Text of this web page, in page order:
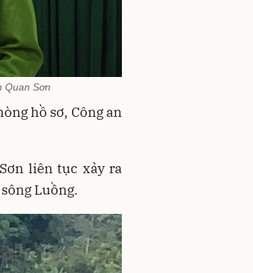
Quan Sơn
hồ sơ, Công an
liên tục xảy ra
Luồng.